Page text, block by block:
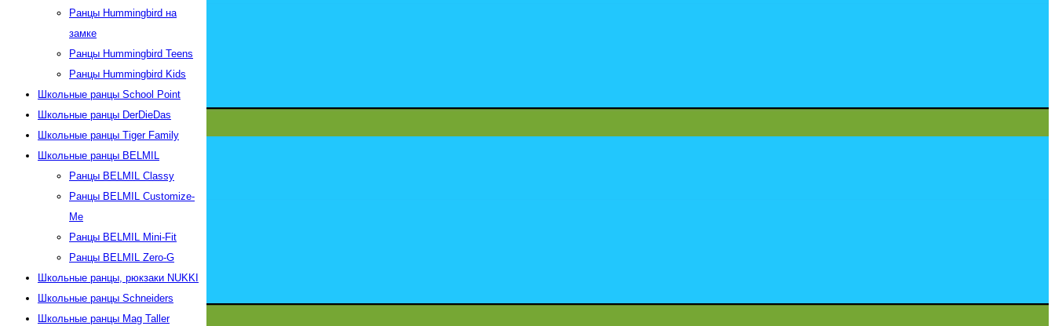
Ранцы Hummingbird на
замке
Ранцы Hummingbird Teens
Ранцы Hummingbird Kids
Школьные ранцы School Point
Школьные ранцы DerDieDas
Школьные ранцы Tiger Family
Школьные ранцы BELMIL
Ранцы BELMIL Classy
Ранцы BELMIL Customize-
Me
Ранцы BELMIL Mini-Fit
Ранцы BELMIL Zero-G
Школьные ранцы, рюкзаки NUKKI
Школьные ранцы Schneiders
Школьные ранцы Mag Taller